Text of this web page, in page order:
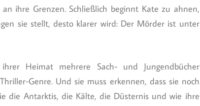
ihre Grenzen. Schließlich beginnt Kate zu ahnen,
sie stellt, desto klarer wird: Der Mörder ist unter
Heimat mehrere Sach- und Jungendbücher
Genre. Und sie muss erkennen, dass sie noch
die Antarktis, die Kälte, die Düsternis und wie ihre